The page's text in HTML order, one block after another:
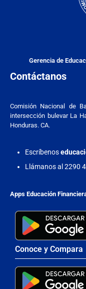
Gerencia de
Contáctanos
Comisión Nacional de
intersección bulevar La
Honduras. CA.
Escríbenos
Llámanos al 2290
Apps Educación
Conoce y Compara